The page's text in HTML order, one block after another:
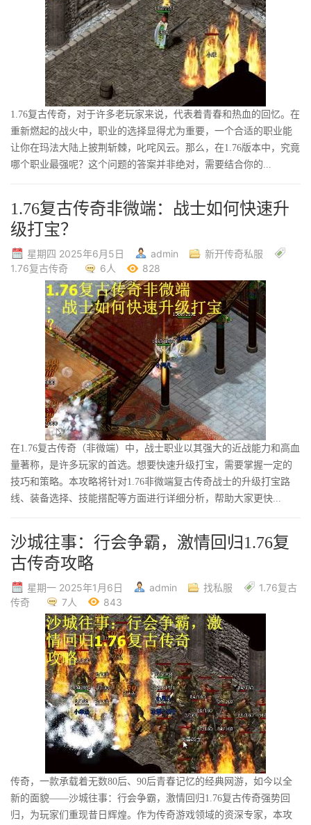
1.76复古传奇，对于许多老玩家来说，代表着青春和热血的回忆。在
重新燃起的战火中，职业的选择显得尤为重要，一个合适的职业能
让你在玛法大陆上披荆斩棘，叱咤风云。那么，在1.76版本中，究竟
哪个职业最强呢？这个问题的答案并非绝对，需要结合你的...
1.76复古传奇非微端：战士如何快速升
级打宝？
星期四 2025年6月5日 admin
新开传奇私服
1.76复古传奇
6人 828
在1.76复古传奇（非微端）中，战士职业以其强大的近战能力和高血
量著称，是许多玩家的首选。想要快速升级打宝，需要掌握一定的
技巧和策略。本攻略将针对1.76非微端复古传奇战士的升级打宝路
线、装备选择、技能搭配等方面进行详细分析，帮助大家更快...
沙城往事：行会争霸，激情回归1.76复
古传奇攻略
星期一 2025年1月6日 admin 找私服
1.76复古
传奇
7人 843
传奇，一款承载着无数80后、90后青春记忆的经典网游，如今以全
新的面貌——沙城往事：行会争霸，激情回归1.76复古传奇强势回
归，为玩家们重现昔日辉煌。作为传奇游戏领域的资深专家，本攻